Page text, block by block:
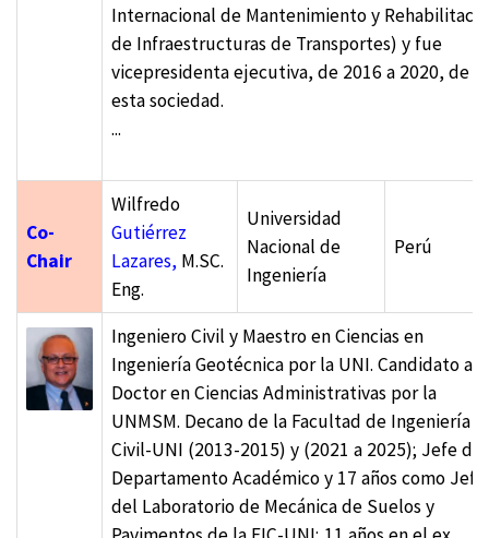
Internacional de Mantenimiento y
de Infraestructuras de Transportes) y fue
vicepresidenta ejecutiva, de 2016 a 2020, de
esta sociedad.
...
Co-
Chair
Wilfredo
Gutiérrez
Lazares, M.SC.
Eng.
Universidad
Nacional de
Ingeniería
Perú
Ingeniero Civil y Maestro en Ciencias en
Ingeniería Geotécnica por la UNI. Candidato a
Doctor en Ciencias Administrativas por la
UNMSM. Decano de la Facultad de Ingeniería
Civil-UNI (2013-2015) y (2021 a 2025); Jefe del
Departamento Académico y 17 años como Jefe
del Laboratorio de Mecánica de Suelos y